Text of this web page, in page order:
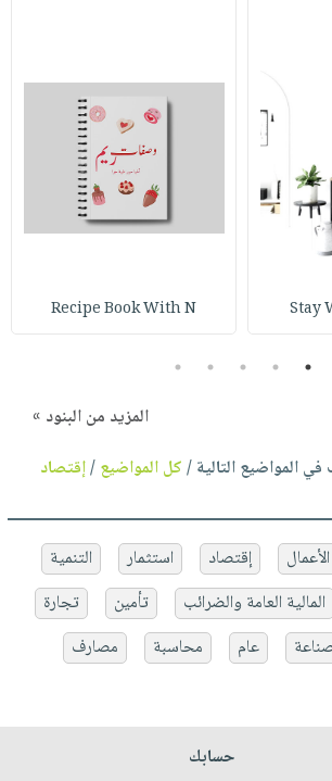
Stay
Recipe Book With N
1
2
3
4
5
المزيد من البنود »
المواضيع التالية /كل المواضيع/إقتصاد
إقتصاد استثمار
التنمية
المالية العامة والضرائب تأمين
تجارة
عام محاسبة مصارف
حسابك